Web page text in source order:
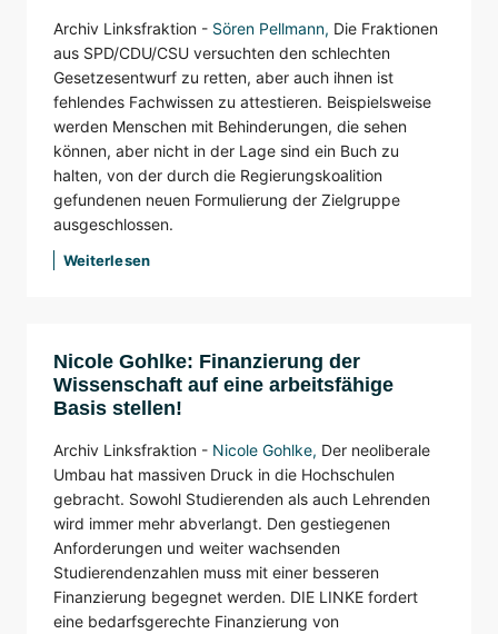
Archiv Linksfraktion - Sören Pellmann, Die Fraktionen
aus SPD/CDU/CSU versuchten den schlechten
Gesetzesentwurf zu retten, aber auch ihnen ist
fehlendes Fachwissen zu attestieren. Beispielsweise
werden Menschen mit Behinderungen, die sehen
können, aber nicht in der Lage sind ein Buch zu
halten, von der durch die Regierungskoalition
gefundenen neuen Formulierung der Zielgruppe
ausgeschlossen.
Weiterlesen
Nicole Gohlke: Finanzierung der
Wissenschaft auf eine arbeitsfähige
Basis stellen!
Archiv Linksfraktion - Nicole Gohlke, Der neoliberale
Umbau hat massiven Druck in die Hochschulen
gebracht. Sowohl Studierenden als auch Lehrenden
wird immer mehr abverlangt. Den gestiegenen
Anforderungen und weiter wachsenden
Studierendenzahlen muss mit einer besseren
Finanzierung begegnet werden. DIE LINKE fordert
eine bedarfsgerechte Finanzierung von